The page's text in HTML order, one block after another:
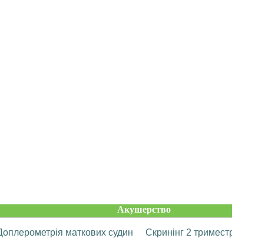
Акушерство
маткових судин Скринінг 2 триместру